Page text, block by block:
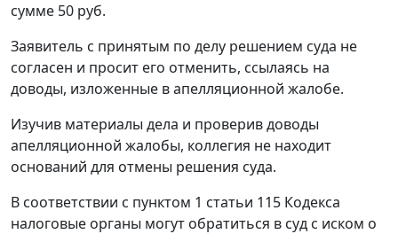
сумме 50 руб.
Заявитель с принятым по делу решением суда не
согласен и просит его отменить, ссылаясь на
доводы, изложенные в апелляционной жалобе.
Изучив материалы дела и проверив доводы
апелляционной жалобы, коллегия не находит
оснований для отмены решения суда.
В соответствии с пунктом 1 статьи 115 Кодекса
налоговые органы могут обратиться в суд с иском о